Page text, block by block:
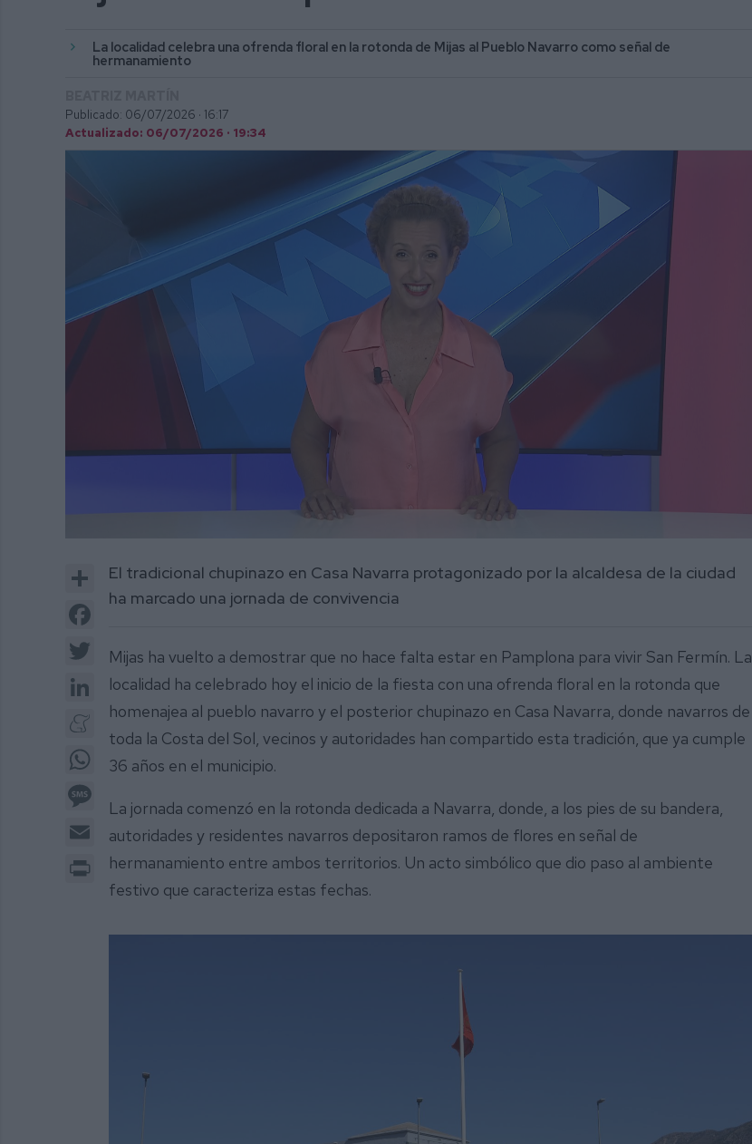
La localidad celebra una ofrenda floral en la rotonda de Mijas al Pueblo Navarro como señal de
hermanamiento
Publicado: 06/07/2026 · 16:17
Actualizado: 06/07/2026 · 19:34
4
minutes,
19
seconds
Share
Facebook
LinkedIn
Meneame
Print
El tradicional chupinazo en Casa Navarra protagonizado por la alcaldesa de la ciudad
ha marcado una jornada de convivencia
Mijas ha vuelto a demostrar que no hace falta estar en Pamplona para vivir San Fermín. La
localidad ha celebrado hoy el inicio de la fiesta con una ofrenda floral en la rotonda que
homenajea al pueblo navarro y el posterior chupinazo en Casa Navarra, donde navarros de
toda la Costa del Sol, vecinos y autoridades han compartido esta tradición, que ya cumple
36 años en el municipio.
La jornada comenzó en la rotonda dedicada a Navarra, donde, a los pies de su bandera,
autoridades y residentes navarros depositaron ramos de flores en señal de
hermanamiento entre ambos territorios. Un acto simbólico que dio paso al ambiente
festivo que caracteriza estas fechas.